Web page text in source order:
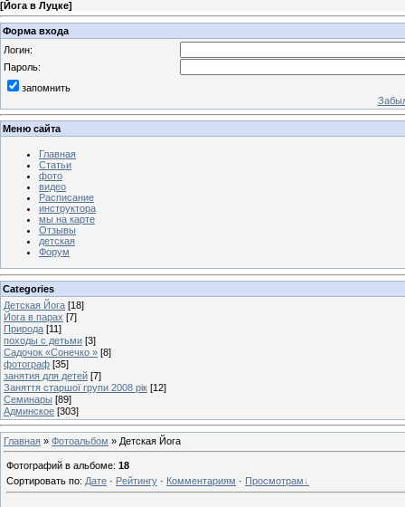
[Йога в Луцке]
Форма входа
Логин:
Пароль:
запомнить
Меню сайта
Главная
Статьи
фото
видео
Расписание
инструктора
мы на карте
Отзывы
детская
Форум
Categories
Детская Йога [18]
Йога в парах [7]
Природа [11]
походы с детьми [3]
Садочок «Сонечко » [8]
фотограф [35]
занятия для детей [7]
Заняття старшої групи 2008 рік [12]
Семинары [89]
Админское [303]
Главная » Фотоальбом » Детская Йога
Фотографий в альбоме: 18
Сортировать по: Дате · Рейтингу · Комментариям · Просмотрам